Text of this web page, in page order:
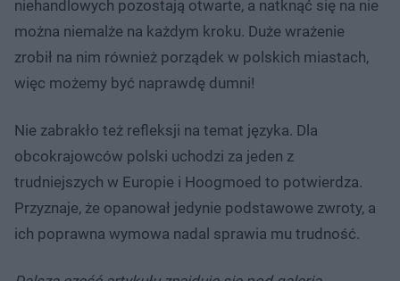
niehandlowych pozostają otwarte, a natknąć się na nie
można niemalże na każdym kroku. Duże wrażenie
zrobił na nim również porządek w polskich miastach,
więc możemy być naprawdę dumni!
Nie zabrakło też refleksji na temat języka. Dla
obcokrajowców polski uchodzi za jeden z
trudniejszych w Europie i Hoogmoed to potwierdza.
Przyznaje, że opanował jedynie podstawowe zwroty, a
ich poprawna wymowa nadal sprawia mu trudność.